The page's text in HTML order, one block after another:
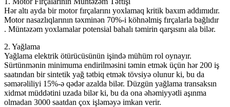
Hər altı ayda bir motor fırçalarını yoxlamaq kritik baxım addımıdır.
Motor nasazlıqlarının təxminən 70%-i köhnəlmiş fırçalarla bağlıdır
. Müntəzəm yoxlamalar potensial bahalı təmirin qarşısını ala bilər.
2. Yağlama
Yağlama elektrik ötürücüsünün işində mühüm rol oynayır.
Sürtünmənin minimuma endirilməsini təmin etmək üçün hər 200 iş
saatından bir sintetik yağ tətbiq etmək tövsiyə olunur ki, bu da
səmərəliliyi 15%-ə qədər azalda bilər. Düzgün yağlama transaksın
xidmət müddətini uzada bilər ki, bu da ona əhəmiyyətli aşınma
olmadan 3000 saatdan çox işləməyə imkan verir.